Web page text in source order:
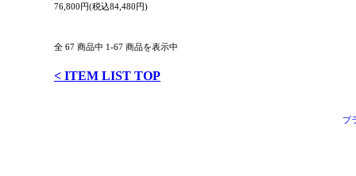
76,800円(税込84,480円)
全 67 商品中 1-67 商品を表示中
< ITEM LIST TOP
プ